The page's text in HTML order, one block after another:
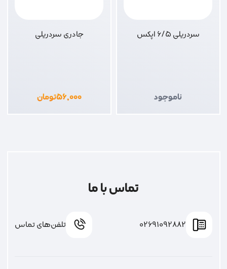
سردریلی 6/5 اپکس
ناموجود
جادری سردریلی
۵۶,۰۰۰تومان
تماس با ما
02691092882 تلفن‌های تماس